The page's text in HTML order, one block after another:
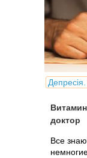
доктор
Все